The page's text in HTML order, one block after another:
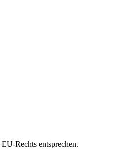
Rechts entsprechen.